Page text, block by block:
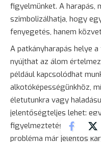
figyelmünket. A harapás,
szimbolizálhatja, hogy
fenyegetés, hanem
A patkányharapás helye
nyújthat az álom
például kapcsolódhat
alkotóképességünkhöz,
életutunkra vagy
jelentőségteljes lehet:
figyelmeztetés, míg egy
probléma már jelentős